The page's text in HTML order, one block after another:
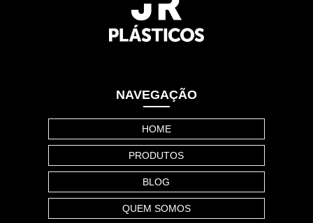
NAVEGAÇÃO
HOME
PRODUTOS
BLOG
QUEM SOMOS